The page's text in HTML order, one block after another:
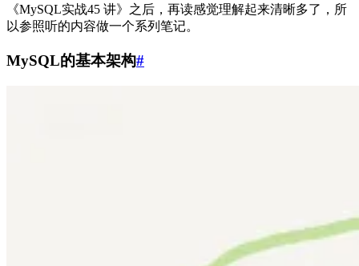
《MySQL实战45 讲》之后，再读感觉理解起来清晰多了，所
以参照听的内容做一个系列笔记。
MySQL的基本架构#